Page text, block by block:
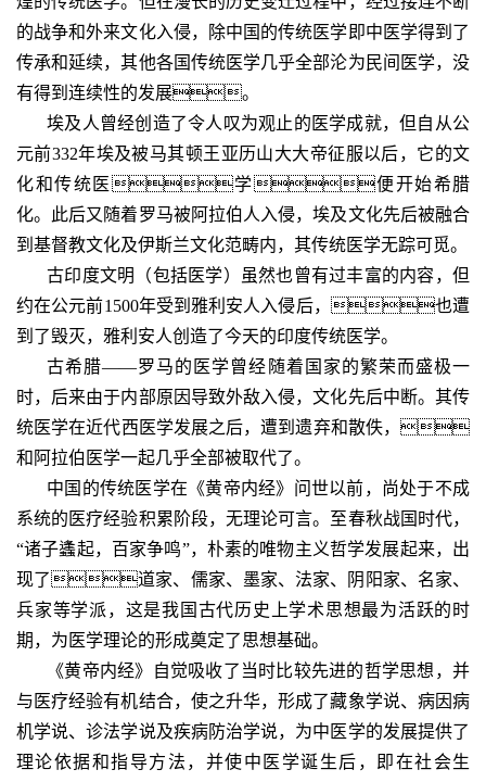
的战争和外来文化入侵，除中国的传统医学即中医学得到了
传承和延续，其他各国传统医学几乎全部沦为民间医学，没
有得到连续性的发展。
埃及人曾经创造了令人叹为观止的医学成就，但自从公
元前332年埃及被马其顿王亚历山大大帝征服以后，它的文
化和传统医学便开始希腊
化。此后又随着罗马被阿拉伯人入侵，埃及文化先后被融合
到基督教文化及伊斯兰文化范畴内，其传统医学无踪可觅。
古印度文明（包括医学）虽然也曾有过丰富的内容，但
约在公元前1500年受到雅利安人入侵后，也遭
到了毁灭，雅利安人创造了今天的印度传统医学。
古希腊——罗马的医学曾经随着国家的繁荣而盛极一
时，后来由于内部原因导致外敌入侵，文化先后中断。其传
统医学在近代西医学发展之后，遭到遗弃和散佚，
和阿拉伯医学一起几乎全部被取代了。
中国的传统医学在《黄帝内经》问世以前，尚处于不成
系统的医疗经验积累阶段，无理论可言。至春秋战国时代，
“诸子蠭起，百家争鸣”，朴素的唯物主义哲学发展起来，出
现了道家、儒家、墨家、法家、阴阳家、名家、
兵家等学派，这是我国古代历史上学术思想最为活跃的时
期，为医学理论的形成奠定了思想基础。
《黄帝内经》自觉吸收了当时比较先进的哲学思想，并
与医疗经验有机结合，使之升华，形成了藏象学说、病因病
机学说、诊法学说及疾病防治学说，为中医学的发展提供了
理论依据和指导方法，并使中医学诞生后，即在社会生